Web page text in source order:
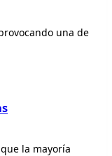
una de
la mayoría